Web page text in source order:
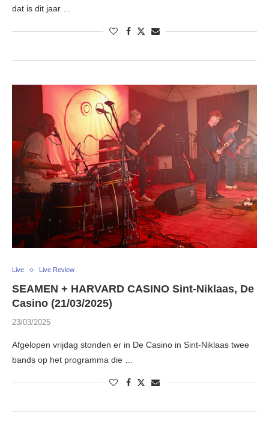
dat is dit jaar …
Live Live Review
SEAMEN + HARVARD CASINO Sint-Niklaas, De
Casino (21/03/2025)
23/03/2025
Afgelopen vrijdag stonden er in De Casino in Sint-Niklaas twee
bands op het programma die …